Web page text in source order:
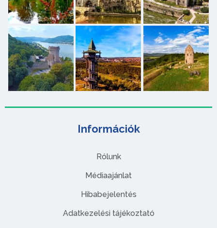
Információk
Rólunk
Médiaajánlat
Hibabejelentés
Adatkezelési tájékoztató